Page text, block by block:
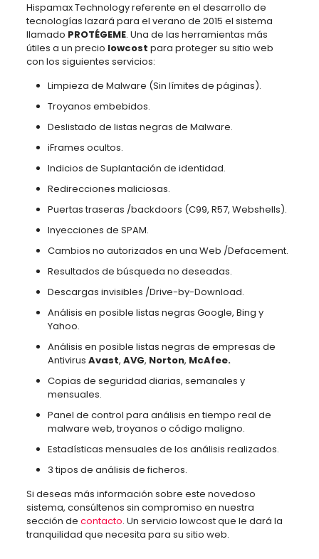
Hispamax Technology referente en el desarrollo de
tecnologías lazará para el verano de 2015 el sistema
llamado PROTÉGEME. Una de las herramientas más
útiles a un precio lowcost para proteger su sitio web
con los siguientes servicios:
Limpieza de Malware (Sin límites de páginas).
Troyanos embebidos.
Deslistado de listas negras de Malware.
iFrames ocultos.
Indicios de Suplantación de identidad.
Redirecciones maliciosas.
Puertas traseras /backdoors (C99, R57, Webshells).
Inyecciones de SPAM.
Cambios no autorizados en una Web /Defacement.
Resultados de búsqueda no deseadas.
Descargas invisibles /Drive-by-Download.
Análisis en posible listas negras Google, Bing y
Yahoo.
Análisis en posible listas negras de empresas de
Antivirus Avast, AVG, Norton, McAfee.
Copias de seguridad diarias, semanales y
mensuales.
Panel de control para análisis en tiempo real de
malware web, troyanos o código maligno.
Estadísticas mensuales de los análisis realizados.
3 tipos de análisis de ficheros.
Si deseas más información sobre este novedoso
sistema, consúltenos sin compromiso en nuestra
sección de contacto. Un servicio lowcost que le dará la
tranquilidad que necesita para su sitio web.